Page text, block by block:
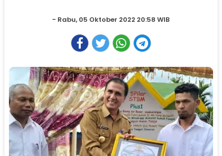
- Rabu, 05 Oktober 2022 20:58 WIB